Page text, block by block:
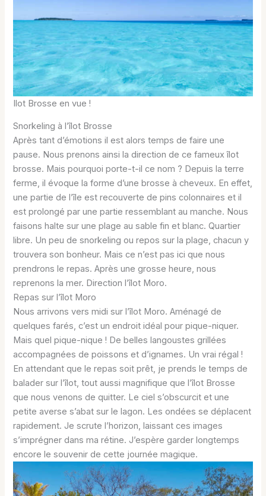
Ilot Brosse en vue !
Snorkeling à l’îlot Brosse
Après tant d’émotions il est alors temps de faire une
pause. Nous prenons ainsi la direction de ce fameux îlot
brosse. Mais pourquoi porte-t-il ce nom ? Depuis la terre
ferme, il évoque la forme d’une brosse à cheveux. En effet,
une partie de l’île est recouverte de pins colonnaires et il
est prolongé par une partie ressemblant au manche. Nous
faisons halte sur une plage au sable fin et blanc. Quartier
libre. Un peu de snorkeling ou repos sur la plage, chacun y
trouvera son bonheur. Mais ce n’est pas ici que nous
prendrons le repas. Après une grosse heure, nous
reprenons la mer. Direction l’îlot Moro.
Repas sur l’îlot Moro
Nous arrivons vers midi sur l’îlot Moro. Aménagé de
quelques farés, c’est un endroit idéal pour pique-niquer.
Mais quel pique-nique ! De belles langoustes grillées
accompagnées de poissons et d’ignames. Un vrai régal !
En attendant que le repas soit prêt, je prends le temps de
balader sur l’îlot, tout aussi magnifique que l’îlot Brosse
que nous venons de quitter. Le ciel s’obscurcit et une
petite averse s’abat sur le lagon. Les ondées se déplacent
rapidement. Je scrute l’horizon, laissant ces images
s’imprégner dans ma rétine. J’espère garder longtemps
encore le souvenir de cette journée magique.